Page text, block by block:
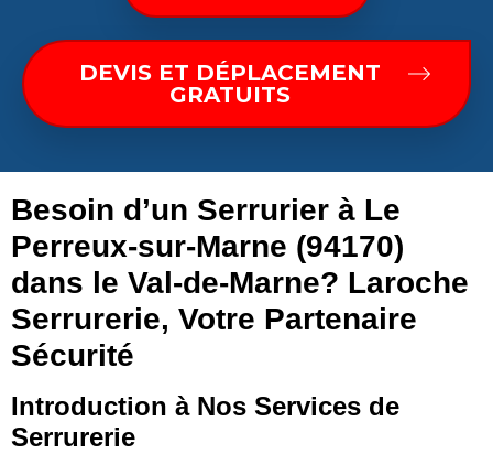
DEVIS ET DÉPLACEMENT
GRATUITS
Besoin d’un Serrurier à Le
Perreux-sur-Marne (94170)
dans le Val-de-Marne? Laroche
Serrurerie, Votre Partenaire
Sécurité
Introduction à Nos Services de
Serrurerie